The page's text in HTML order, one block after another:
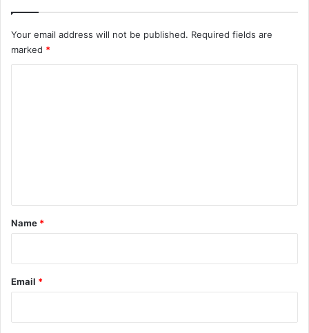
Your email address will not be published. Required fields are
marked *
*
Name *
Email *